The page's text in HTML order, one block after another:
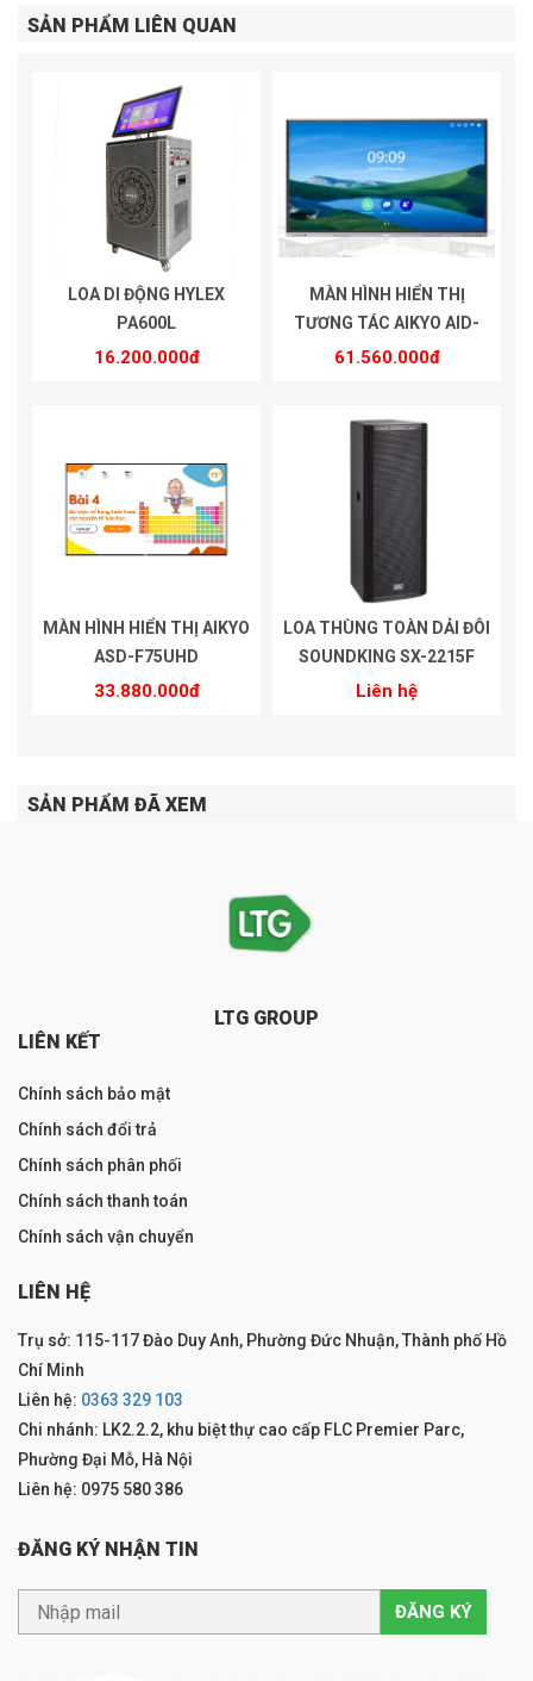
SẢN PHẨM LIÊN QUAN
LOA DI ĐỘNG HYLEX
PA600L
16.200.000đ
MÀN HÌNH HIỂN THỊ
TƯƠNG TÁC AIKYO AID-
UHD75A
61.560.000đ
MÀN HÌNH HIỂN THỊ AIKYO
ASD-F75UHD
33.880.000đ
LOA THÙNG TOÀN DẢI ĐÔI
SOUNDKING SX-2215F
Liên hệ
SẢN PHẨM ĐÃ XEM
LTG GROUP
LIÊN KẾT
Chính sách bảo mật
Chính sách đổi trả
Chính sách phân phối
Chính sách thanh toán
Chính sách vận chuyển
LIÊN HỆ
Trụ sở: 115-117 Đào Duy Anh, Phường Đức Nhuận, Thành phố Hồ
Chí Minh
Liên hệ: 0363 329 103
Chi nhánh: LK2.2.2, khu biệt thự cao cấp FLC Premier Parc,
Phường Đại Mỗ, Hà Nội
Liên hệ: 0975 580 386
ĐĂNG KÝ NHẬN TIN